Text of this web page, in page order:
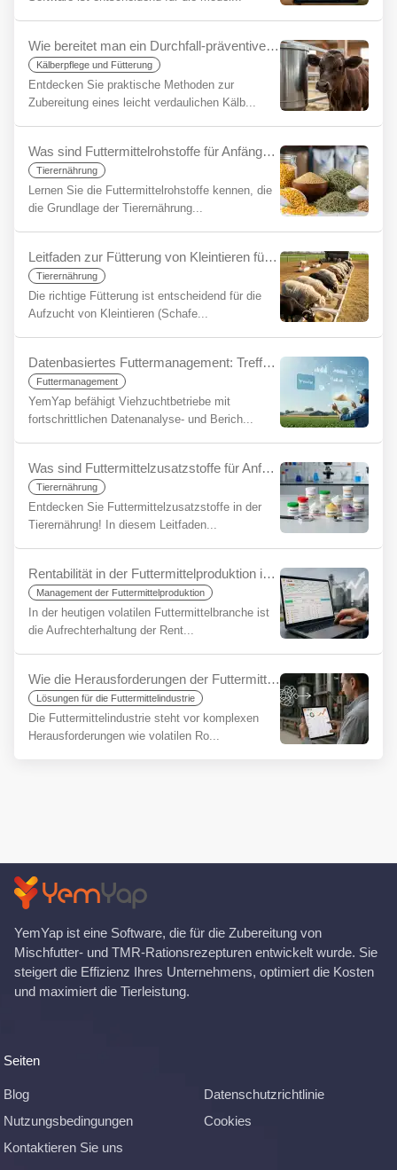
Wie bereitet man ein Durchfall-präventives Kälberfutter zu? Das Geheimnis eines gesunden Starts
Kälberpflege und Fütterung
Entdecken Sie praktische Methoden zur
Zubereitung eines leicht verdaulichen Kälb...
Was sind Futtermittelrohstoffe für Anfänger?
Tierernährung
Lernen Sie die Futtermittelrohstoffe kennen, die
die Grundlage der Tierernährung...
Leitfaden zur Fütterung von Kleintieren für Anfänger
Tierernährung
Die richtige Fütterung ist entscheidend für die
Aufzucht von Kleintieren (Schafe...
Datenbasiertes Futtermanagement: Treffen Sie fundiertere Entscheidungen, steigern Sie Ihre Nachhaltigkeit mit YemYap
Futtermanagement
YemYap befähigt Viehzuchtbetriebe mit
fortschrittlichen Datenanalyse- und Berich...
Was sind Futtermittelzusatzstoffe für Anfänger?
Tierernährung
Entdecken Sie Futtermittelzusatzstoffe in der
Tierernährung! In diesem Leitfaden...
Rentabilität in der Futtermittelproduktion in Zeiten der Unsicherheit aufrechterhalten: Die strategische Bedeutung von Rationssoftware
Management der Futtermittelproduktion
In der heutigen volatilen Futtermittelbranche ist
die Aufrechterhaltung der Rent...
Wie die Herausforderungen der Futtermittelindustrie mit YemYap vereinfacht werden können
Lösungen für die Futtermittelindustrie
Die Futtermittelindustrie steht vor komplexen
Herausforderungen wie volatilen Ro...
YemYap ist eine Software, die für die Zubereitung von
Mischfutter- und TMR-Rationsrezepturen entwickelt wurde. Sie
steigert die Effizienz Ihres Unternehmens, optimiert die Kosten
und maximiert die Tierleistung.
Seiten
Blog
Datenschutzrichtlinie
Nutzungsbedingungen
Cookies
Kontaktieren Sie uns